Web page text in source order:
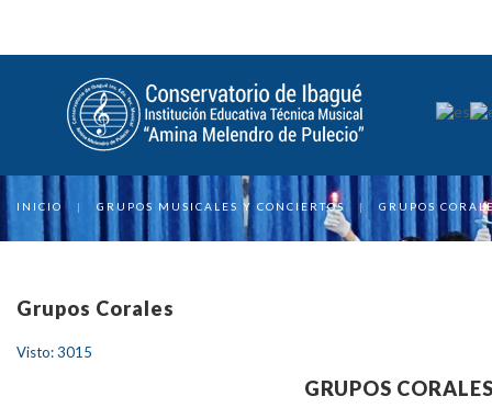
INICIO | GRUPOS MUSICALES Y CONCIERTOS | GRUPOS
Grupos Corales
Visto: 3015
GRUPOS